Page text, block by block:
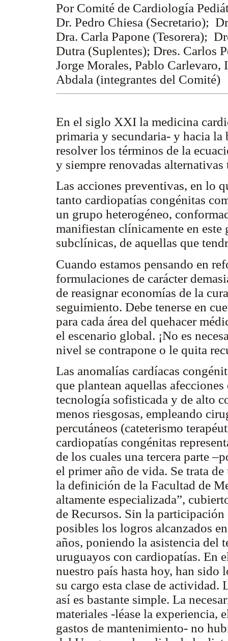
Por Comité de Cardiología
Dr. Pedro Chiesa (Secretario);
Dra. Carla Papone (Tesorera);
Dutra (Suplentes); Dres. Carlos
Jorge Morales, Pablo
Abdala (integrantes del Comité)
En el siglo XXI la medicina
primaria y secundaria- y hacia la
resolver los términos de la
y siempre renovadas alternativas
Las acciones preventivas, en lo
tanto cardiopatías congénitas
un grupo heterogéneo,
manifiestan clínicamente en
subclínicas, de aquellas que
Cuando estamos pensando en
formulaciones de carácter
de reasignar economías de la
seguimiento. Debe tenerse en
para cada área del quehacer
el escenario global. ¡No es
nivel se contrapone o le quita
Las anomalías cardíacas
que plantean aquellas
tecnología sofisticada y de alto
menos riesgosas, empleando
percutáneos (cateterismo
cardiopatías congénitas
de los cuales una tercera parte
el primer año de vida. Se trata
la definición de la Facultad de
altamente especializada”,
de Recursos. Sin la
posibles los logros alcanzados
años, poniendo la asistencia del
uruguayos con cardiopatías. En
nuestro país hasta hoy, han
su cargo esta clase de actividad.
así es bastante simple. La
materiales -léase la
gastos de mantenimiento- no